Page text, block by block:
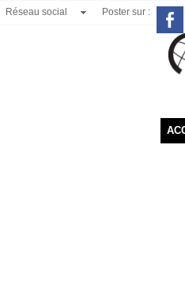
Réseau social Poster sur :